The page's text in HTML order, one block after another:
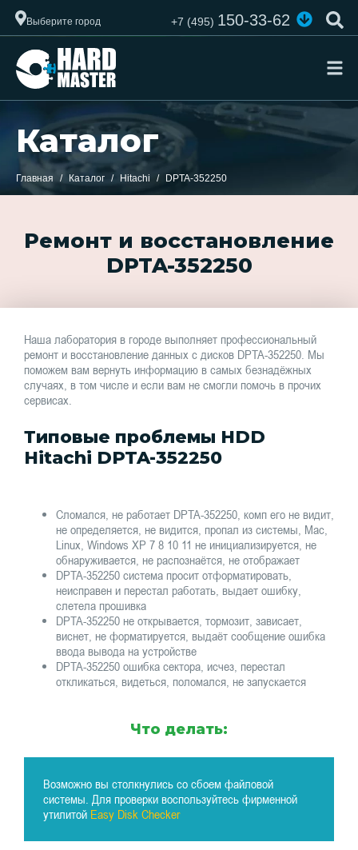
Выберите город +7 (495)150-33-62
Каталог
Главная Каталог Hitachi DPTA-352250
Ремонт и восстановление
DPTA-352250
Наша лаборатория в городе выполняет профессиональный
ремонт и восстановление данных с дисков DPTA-352250. Мы
поможем вам вернуть информацию в самых безнадёжных
случаях, в том числе и если вам не смогли помочь в прочих
сервисах.
Типовые проблемы HDD
Hitachi DPTA-352250
Сломался, не работает DPTA-352250, комп его не видит,
не определяется, не видится, пропал из системы, Mac,
Linux, Windows XP 7 8 10 11 не инициализируется, не
обнаруживается, не распознаётся, не отображает
DPTA-352250 система просит отформатировать,
неисправен и перестал работать, выдает ошибку,
слетела прошивка
DPTA-352250 не открывается, тормозит, зависает,
виснет, не форматируется, выдаёт сообщение ошибка
ввода вывода на устройстве
DPTA-352250 ошибка сектора, исчез, перестал
откликаться, видеться, поломался, не запускается
Что делать:
Возможно вы столкнулись со сбоем файловой
системы. Для проверки воспользуйтесь фирменной
утилитой Easy Disk Checker